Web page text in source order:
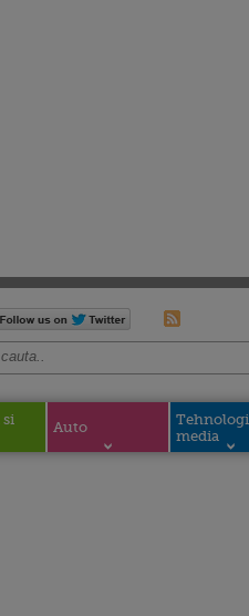
si
Auto
media